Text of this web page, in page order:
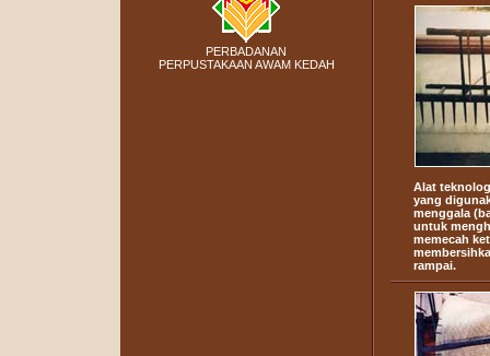
PERBADANAN
PERPUSTAKAAN AWAM KEDAH
Alat
yang
menggala
untuk
memecah
rampai.